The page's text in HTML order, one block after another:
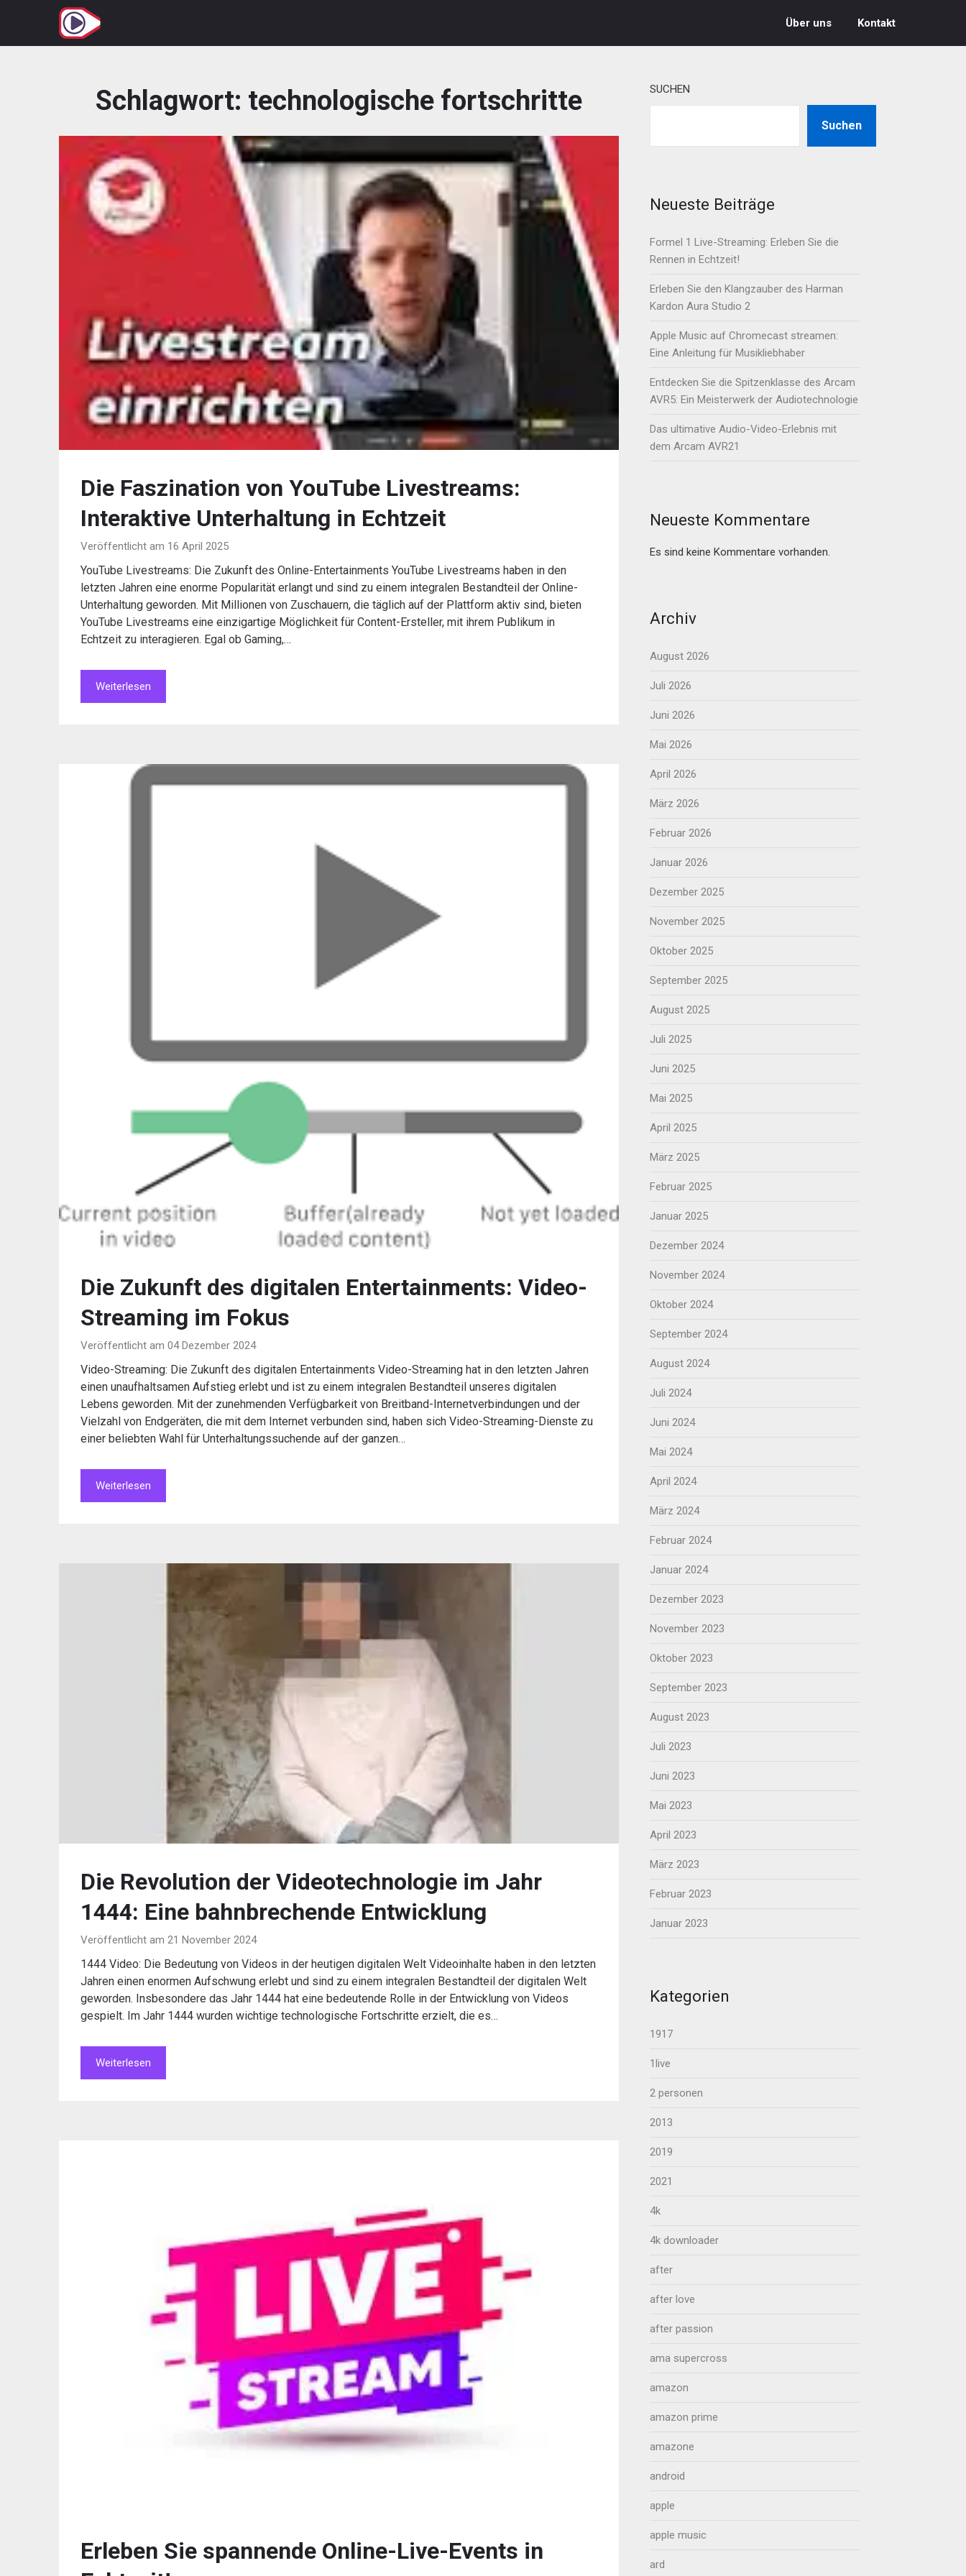
springen
Über uns Kontakt
Schlagwort: technologische fortschritte
Die Faszination von YouTube Livestreams:
Interaktive Unterhaltung in Echtzeit
Veröffentlicht am 16 April 2025
YouTube Livestreams: Die Zukunft des Online-Entertainments YouTube Livestreams haben in den
letzten Jahren eine enorme Popularität erlangt und sind zu einem integralen Bestandteil der Online-
Unterhaltung geworden. Mit Millionen von Zuschauern, die täglich auf der Plattform aktiv sind, bieten
YouTube Livestreams eine einzigartige Möglichkeit für Content-Ersteller, mit ihrem Publikum in
Echtzeit zu interagieren. Egal ob Gaming,…
Weiterlesen
Die Zukunft des digitalen Entertainments: Video-
Streaming im Fokus
Veröffentlicht am 04 Dezember 2024
Video-Streaming: Die Zukunft des digitalen Entertainments Video-Streaming hat in den letzten Jahren
einen unaufhaltsamen Aufstieg erlebt und ist zu einem integralen Bestandteil unseres digitalen
Lebens geworden. Mit der zunehmenden Verfügbarkeit von Breitband-Internetverbindungen und der
Vielzahl von Endgeräten, die mit dem Internet verbunden sind, haben sich Video-Streaming-Dienste zu
einer beliebten Wahl für Unterhaltungssuchende auf der ganzen…
Weiterlesen
Die Revolution der Videotechnologie im Jahr
1444: Eine bahnbrechende Entwicklung
Veröffentlicht am 21 November 2024
1444 Video: Die Bedeutung von Videos in der heutigen digitalen Welt Videoinhalte haben in den letzten
Jahren einen enormen Aufschwung erlebt und sind zu einem integralen Bestandteil der digitalen Welt
geworden. Insbesondere das Jahr 1444 hat eine bedeutende Rolle in der Entwicklung von Videos
gespielt. Im Jahr 1444 wurden wichtige technologische Fortschritte erzielt, die es…
Weiterlesen
Erleben Sie spannende Online-Live-Events in
SUCHEN
Suchen
Neueste Beiträge
Formel 1 Live-Streaming: Erleben Sie die
Rennen in Echtzeit!
Erleben Sie den Klangzauber des Harman
Kardon Aura Studio 2
Apple Music auf Chromecast streamen:
Eine Anleitung für Musikliebhaber
Entdecken Sie die Spitzenklasse des Arcam
AVR5: Ein Meisterwerk der Audiotechnologie
Das ultimative Audio-Video-Erlebnis mit
dem Arcam AVR21
Neueste Kommentare
Es sind keine Kommentare vorhanden.
Archiv
August 2026
Juli 2026
Juni 2026
Mai 2026
April 2026
März 2026
Februar 2026
Januar 2026
Dezember 2025
November 2025
Oktober 2025
September 2025
August 2025
Juli 2025
Juni 2025
Mai 2025
April 2025
März 2025
Februar 2025
Januar 2025
Dezember 2024
November 2024
Oktober 2024
September 2024
August 2024
Juli 2024
Juni 2024
Mai 2024
April 2024
März 2024
Februar 2024
Januar 2024
Dezember 2023
November 2023
Oktober 2023
September 2023
August 2023
Juli 2023
Juni 2023
Mai 2023
April 2023
März 2023
Februar 2023
Januar 2023
Kategorien
1917
1live
2 personen
2013
2019
2021
4k
4k downloader
after
after love
after passion
ama supercross
amazon
amazon prime
amazone
android
apple
apple music
ard